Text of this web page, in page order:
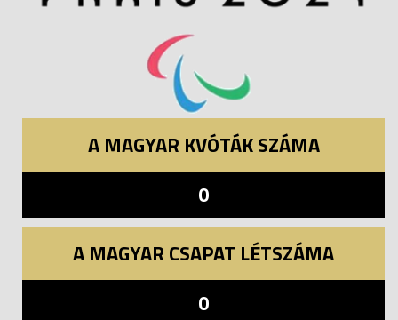
A MAGYAR KVÓTÁK SZÁMA
0
A MAGYAR CSAPAT LÉTSZÁMA
0